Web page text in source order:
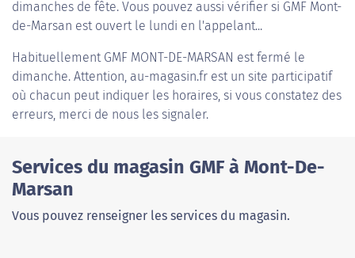
dimanches de fête. Vous pouvez aussi vérifier si GMF Mont-
de-Marsan est ouvert le lundi en l'appelant...
Habituellement GMF MONT-DE-MARSAN est fermé le
dimanche. Attention, au-magasin.fr est un site participatif
où chacun peut indiquer les horaires, si vous constatez des
erreurs, merci de nous les signaler.
Services du magasin GMF à Mont-De-
Marsan
Vous pouvez renseigner les services du magasin.